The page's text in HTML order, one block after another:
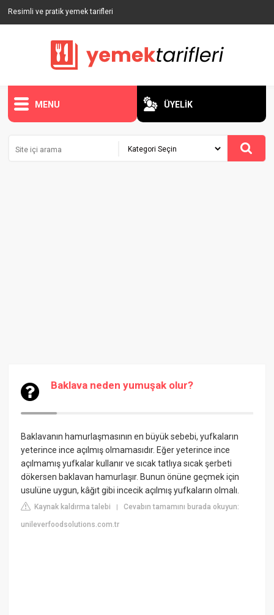
Resimli ve pratik yemek tarifleri
MENU ÜYELİK
Baklava neden yumuşak olur?
Baklavanın hamurlaşmasının en büyük sebebi, yufkaların
yeterince ince açılmış olmamasıdır. Eğer yeterince ince
açılmamış yufkalar kullanır ve sıcak tatlıya sıcak şerbeti
dökersen baklavan hamurlaşır. Bunun önüne geçmek için
usulüne uygun, kâğıt gibi incecik açılmış yufkaların olmalı.
Kaynak kaldırma talebi |Cevabın tamamını burada okuyun:
unileverfoodsolutions.com.tr